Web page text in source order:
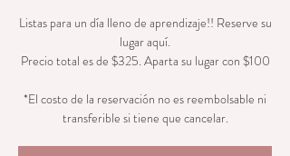
Listas para un día lleno de aprendizaje!! Reserve su
lugar aquí.
Precio total es de $325. Aparta su lugar con $100
*El costo de la reservación no es reembolsable ni
transferible si tiene que cancelar.